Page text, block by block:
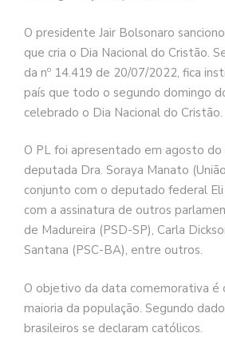
O presidente Jair Bolsonaro
que cria o Dia Nacional do Cristão.
da nº 14.419 de 20/07/2022, fica
país que todo o segundo domingo
celebrado o Dia Nacional do Cristão.
O PL foi apresentado em agosto do
deputada Dra. Soraya Manato
conjunto com o deputado federal
com a assinatura de outros
de Madureira (PSD-SP), Carla
Santana (PSC-BA), entre outros.
O objetivo da data comemorativa é
maioria da população. Segundo
brasileiros se declaram católicos.